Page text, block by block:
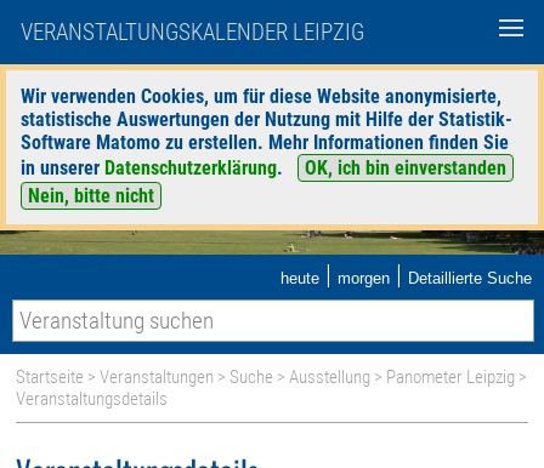
VERANSTALTUNGSKALENDER LEIPZIG
Wir verwenden Cookies, um für diese Website anonymisierte,
statistische Auswertungen der Nutzung mit Hilfe der Statistik-
Software Matomo zu erstellen. Mehr Informationen finden Sie
in unserer Datenschutzerklärung.
OK, ich bin einverstanden
Nein, bitte nicht
heute | morgen | Detaillierte Suche
Startseite >Veranstaltungen > Suche >Ausstellung > Panometer Leipzig >
Veranstaltungsdetails